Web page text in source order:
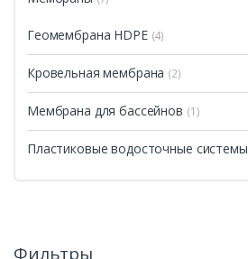
Геомембрана HDPE (4)
Кровельная мембрана (2)
Мембрана для бассейнов (1)
Пластиковые водосточные системы
Фильтры